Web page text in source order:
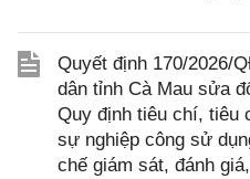
Quyết định 170/2026/
dân tỉnh Cà Mau sửa
Quy định tiêu chí, tiêu
sự nghiệp công sử
chế giám sát, đánh